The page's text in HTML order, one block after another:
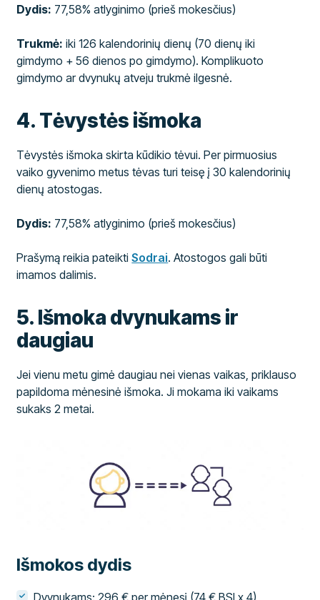
Dydis: 77,58% atlyginimo (prieš mokesčius)
Trukmė: iki 126 kalendorinių dienų (70 dienų iki
gimdymo + 56 dienos po gimdymo). Komplikuoto
gimdymo ar dvynukų atveju trukmė ilgesnė.
4. Tėvystės išmoka
Tėvystės išmoka skirta kūdikio tėvui. Per pirmuosius
vaiko gyvenimo metus tėvas turi teisę į 30 kalendorinių
dienų atostogas.
Dydis: 77,58% atlyginimo (prieš mokesčius)
Prašymą reikia pateiktiSodrai. Atostogos gali būti
imamos dalimis.
5. Išmoka dvynukams ir
daugiau
Jei vienu metu gimė daugiau nei vienas vaikas, priklauso
papildoma mėnesinė išmoka. Ji mokama iki vaikams
sukaks 2 metai.
Išmokos dydis
Dvynukams: 296 € per mėnesį (74 € BSI x 4)